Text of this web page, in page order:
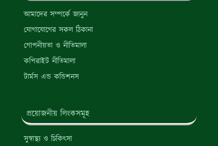
আমাদের সম্পর্কে জানুন
যোগাযোগের সকল ঠিকানা
গোপনীয়তা ও নীতিমালা
কপিরাইট নীতিমালা
টার্মস এন্ড কন্ডিশনস
প্রয়োজনীয় লিংকসমূহ
সুস্বাস্থ্য ও চিকিৎসা